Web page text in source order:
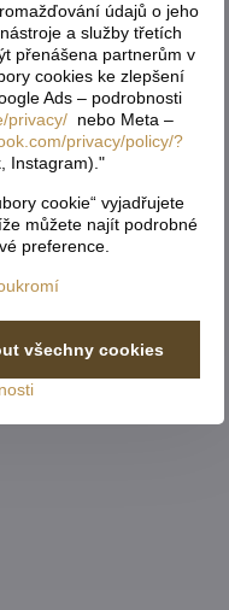
údajů o jeho
a služby třetích
přenášena partnerům v
cookies ke zlepšení
Ads – podrobnosti
privacy/nebo Meta –
privacy/policy/?
Instagram)."
cookie“ vyjadřujete
můžete najít podrobné
preference.
všechny cookies